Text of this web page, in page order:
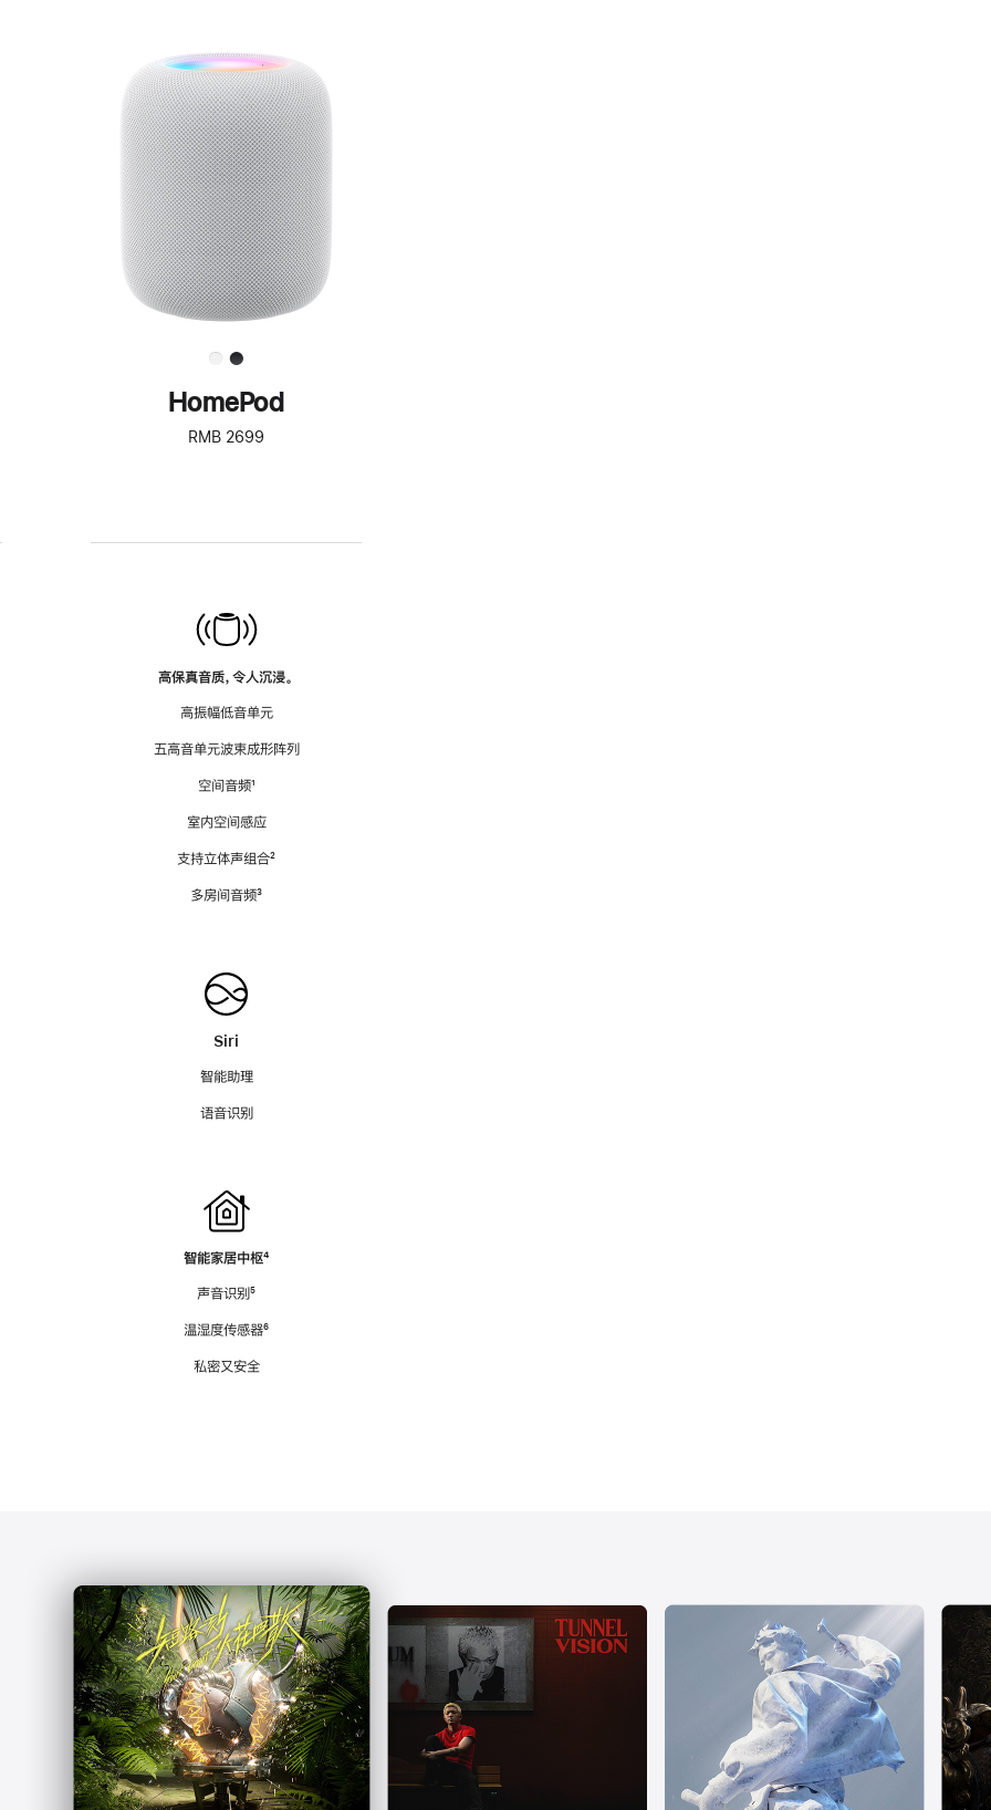
进
一
步
了
解
HomePod<
HomePod
RMB 2699
高保真音质，令人沉浸。
高振幅低音单元
五高音单元波束成形阵列
空间音频脚
¹
室内空间感应
支持立体声组合脚
²
多房间音频脚
³
Siri
智能助理
语音识别
智能家居中枢脚
⁴
声音识别脚
⁵
温湿度传感器脚
⁶
私密又安全